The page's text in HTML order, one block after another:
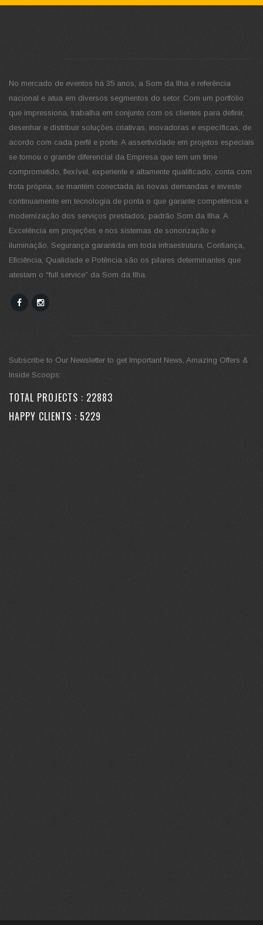
No mercado de eventos há 35 anos, a Som da Ilha é referência
nacional e atua em diversos segmentos do setor. Com um portfólio
que impressiona, trabalha em conjunto com os clientes para definir,
desenhar e distribuir soluções criativas, inovadoras e específicas, de
acordo com cada perfil e porte. A assertividade em projetos especiais
se tornou o grande diferencial da Empresa que tem um time
comprometido, flexível, experiente e altamente qualificado; conta com
frota própria, se mantém conectada às novas demandas e investe
continuamente em tecnologia de ponta o que garante competência e
modernização dos serviços prestados, padrão Som da Ilha. A
Excelência em projeções e nos sistemas de sonorização e
iluminação, Segurança garantida em toda infraestrutura, Confiança,
Eficiência, Qualidade e Potência são os pilares determinantes que
atestam o “full service” da Som da Ilha.
Subscribe to Our Newsletter to get Important News, Amazing Offers &
Inside Scoops:
TOTAL PROJECTS : 27630
HAPPY CLIENTS : 6312